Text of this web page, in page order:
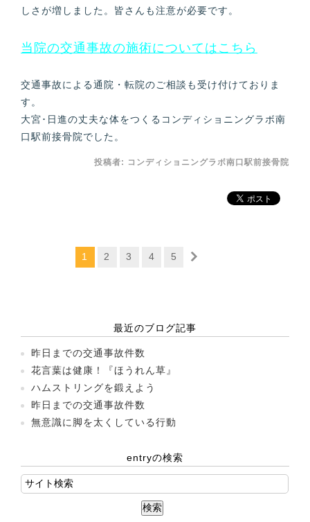
しさが増しました。皆さんも注意が必要です。
当院の交通事故の施術についてはこちら
交通事故による通院・転院のご相談も受け付けておりま
す。
大宮･日進の丈夫な体をつくるコンディショニングラボ南
口駅前接骨院でした。
投稿者: コンディショニングラボ南口駅前接骨院
1 2 3 4 5
最近のブログ記事
昨日までの交通事故件数
花言葉は健康！『ほうれん草』
ハムストリングを鍛えよう
昨日までの交通事故件数
無意識に脚を太くしている行動
entryの検索